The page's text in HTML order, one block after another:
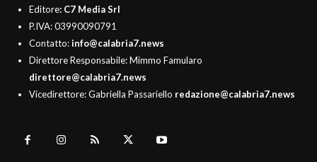
Editore: C7 Media Srl
P.IVA: 03990090791
Contatto:info@calabria7.news
Direttore Responsabile: Mimmo Famularo
direttore@calabria7.news
Vicedirettore: Gabriella Passariello redazione@calabria7.news